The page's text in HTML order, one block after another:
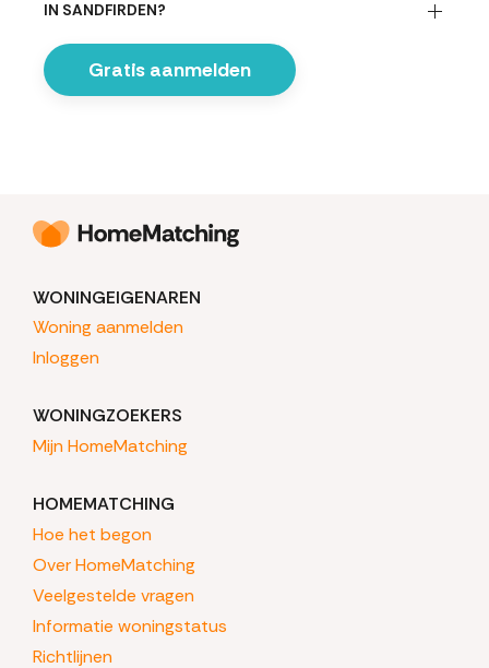
IN SANDFIRDEN?
Gratis aanmelden
WONINGEIGENAREN
Woning aanmelden
Inloggen
WONINGZOEKERS
Mijn HomeMatching
HOMEMATCHING
Hoe het begon
Over HomeMatching
Veelgestelde vragen
Informatie woningstatus
Richtlijnen